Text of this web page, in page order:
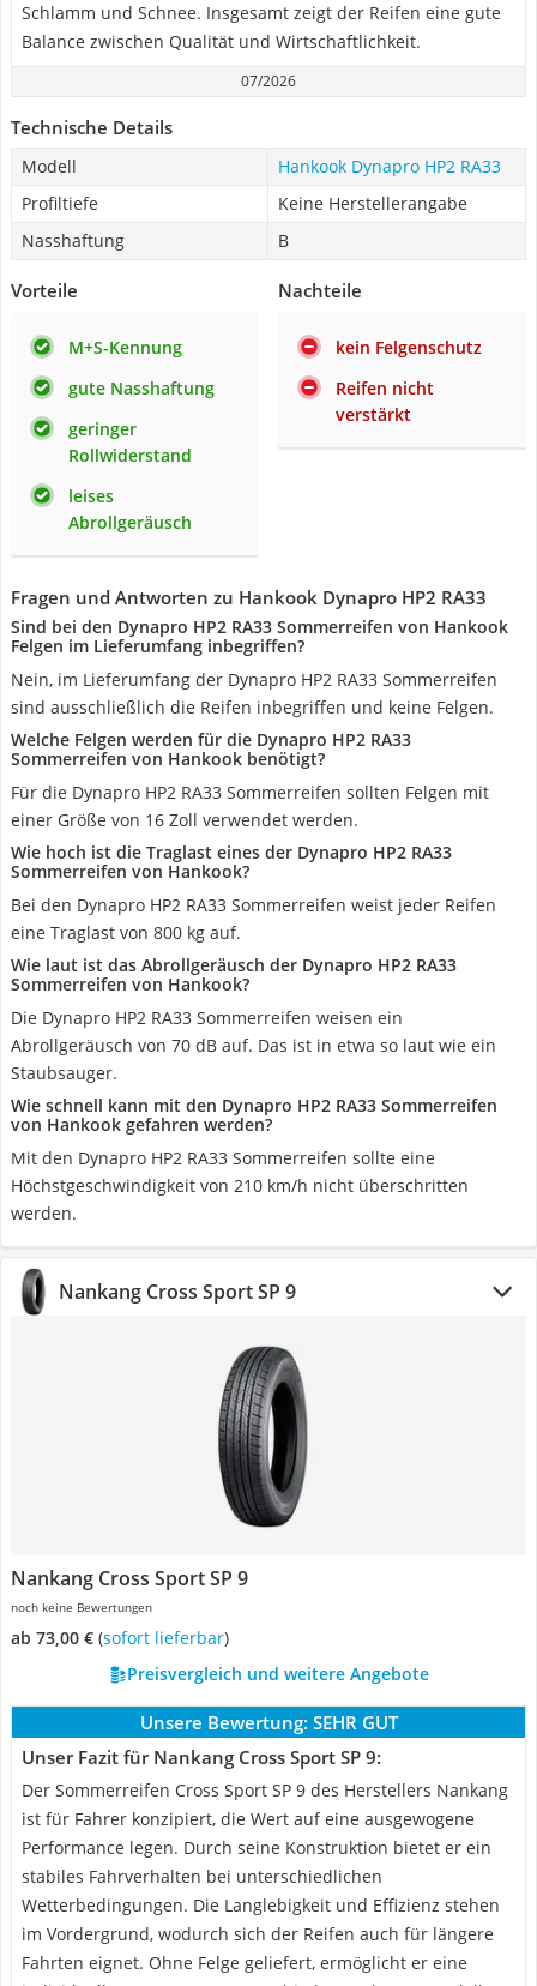
Schlamm und Schnee. Insgesamt zeigt der Reifen eine gute
Balance zwischen Qualität und Wirtschaftlichkeit.
07/2026
Technische Details
Modell
Hankook Dynapro HP2 RA33
Profiltiefe
Keine Herstellerangabe
Nasshaftung
B
Vorteile
M+S-Kennung
gute Nasshaftung
geringer
Rollwiderstand
leises
Abrollgeräusch
Nachteile
kein Felgenschutz
Reifen nicht
verstärkt
Fragen und Antworten zu Hankook Dynapro HP2 RA33
Sind bei den Dynapro HP2 RA33 Sommerreifen von Hankook
Felgen im Lieferumfang inbegriffen?
Nein, im Lieferumfang der Dynapro HP2 RA33 Sommerreifen
sind ausschließlich die Reifen inbegriffen und keine Felgen.
Welche Felgen werden für die Dynapro HP2 RA33
Sommerreifen von Hankook benötigt?
Für die Dynapro HP2 RA33 Sommerreifen sollten Felgen mit
einer Größe von 16 Zoll verwendet werden.
Wie hoch ist die Traglast eines der Dynapro HP2 RA33
Sommerreifen von Hankook?
Bei den Dynapro HP2 RA33 Sommerreifen weist jeder Reifen
eine Traglast von 800 kg auf.
Wie laut ist das Abrollgeräusch der Dynapro HP2 RA33
Sommerreifen von Hankook?
Die Dynapro HP2 RA33 Sommerreifen weisen ein
Abrollgeräusch von 70 dB auf. Das ist in etwa so laut wie ein
Staubsauger.
Wie schnell kann mit den Dynapro HP2 RA33 Sommerreifen
von Hankook gefahren werden?
Mit den Dynapro HP2 RA33 Sommerreifen sollte eine
Höchstgeschwindigkeit von 210 km/h nicht überschritten
werden.
Nankang Cross Sport SP 9
Nankang Cross Sport SP 9
noch keine Bewertungen
ab 73,00 € ( Sofort lieferbar)
Preisvergleich und weitere Angebote
Unsere Bewertung: SEHR GUT
Unser Fazit für Nankang Cross Sport SP 9:
Der Sommerreifen Cross Sport SP 9 des Herstellers Nankang
ist für Fahrer konzipiert, die Wert auf eine ausgewogene
Performance legen. Durch seine Konstruktion bietet er ein
stabiles Fahrverhalten bei unterschiedlichen
Wetterbedingungen. Die Langlebigkeit und Effizienz stehen
im Vordergrund, wodurch sich der Reifen auch für längere
Fahrten eignet. Ohne Felge geliefert, ermöglicht er eine